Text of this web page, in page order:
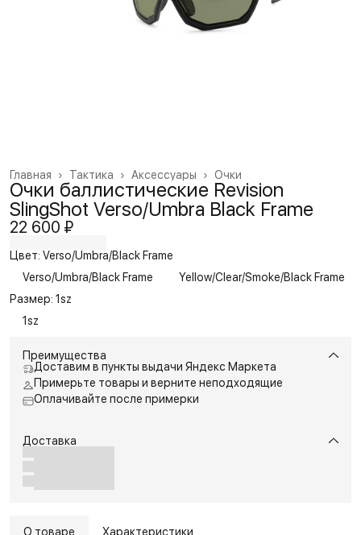
Очки
Аксессуары ›
Тактика ›
Главная ›
Очки баллистические Revision
SlingShot Verso/Umbra Black Frame
22 600 ₽
Цвет: Verso/Umbra/Black Frame
Verso/Umbra/Black Frame
Yellow/Clear/Smoke/Black Frame
Размер: 1sz
1sz
Преимущества
Доставим в пункты выдачи Яндекс Маркета
Примерьте товары и верните неподходящие
Оплачивайте после примерки
Доставка
О товаре Характеристики